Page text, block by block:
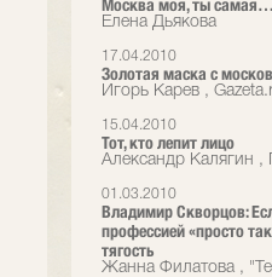
Москва моя, ты самая…
Елена Дьякова
17.04.2010
Золотая маска с
Игорь Карев ,
15.04.2010
Тот, кто лепит лицо
Александр Калягин ,
01.03.2010
Владимир Скворцов:
профессией «просто
тягость
Жанна Филатова ,